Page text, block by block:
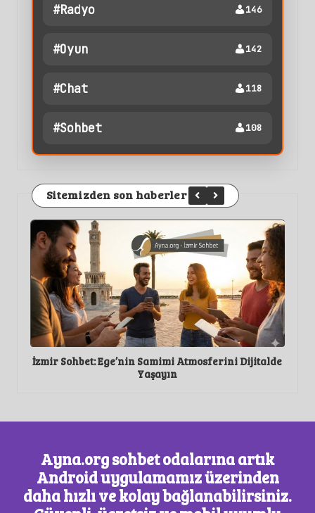
#radyo 146
#oyun 142
#chat 118
#sohbet 108
Sitemizden son haberler
İzmir Sohbet: Ege’nin Samimi Atmosferini Dijitalde
Yaşayın
Ayna.org sohbet odalarına artık
Android uygulamamız üzerinden
daha hızlı ve kolay bağlanabilirsiniz.